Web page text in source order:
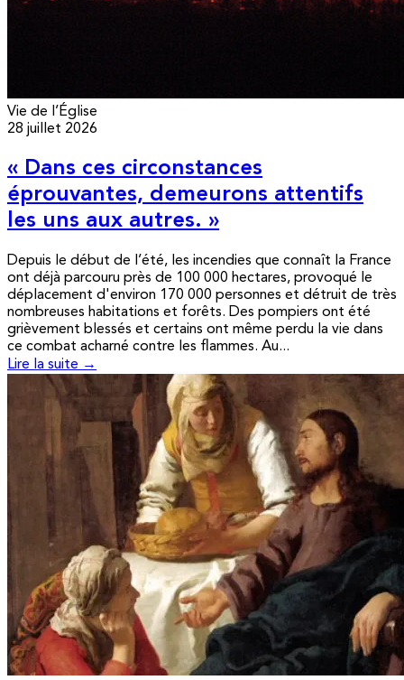
Vie de l’Église
28 juillet 2026
« Dans ces circonstances
éprouvantes, demeurons attentifs
les uns aux autres. »
Depuis le début de l’été, les incendies que connaît la France
ont déjà parcouru près de 100 000 hectares, provoqué le
déplacement d'environ 170 000 personnes et détruit de très
nombreuses habitations et forêts. Des pompiers ont été
grièvement blessés et certains ont même perdu la vie dans
ce combat acharné contre les flammes. Au...
Lire la suite →